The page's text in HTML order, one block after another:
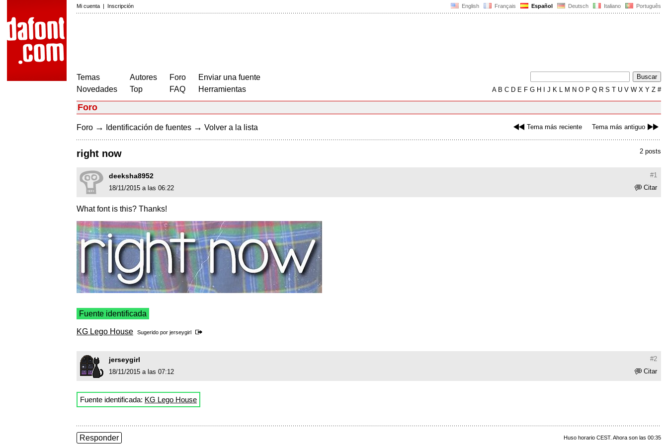
English Français Español Deutsch Italiano Português
Mi cuenta | Inscripción
Temas
Novedades
Autores
Top
Foro
FAQ
Enviar una fuente
Herramientas
AB C D E F G H J K L M N O P Q R S T U V W X Y Z #
Foro
Tema más reciente Tema más antiguo
Foro → Identificación de fuentes → Volver a la lista
2 posts
right now
#1
deeksha8952
Citar
18/11/2015 a las 06:22
What font is this? Thanks!
Fuente identificada
KG Lego House Sugerido por jerseygirl
#2
jerseygirl
Citar
18/11/2015 a las 07:12
Fuente identificada: KG Lego House
Huso horario CEST. Ahora son las 00:35
Responder